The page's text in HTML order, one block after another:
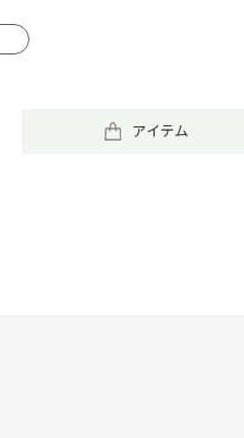
アイテム